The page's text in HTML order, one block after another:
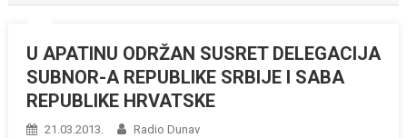
U APATINU ODRŽAN SUSRET DELEGACIJA
SUBNOR-A REPUBLIKE SRBIJE I SABA
REPUBLIKE HRVATSKE
21.03.2013. Radio Dunav